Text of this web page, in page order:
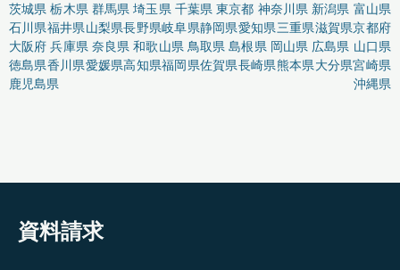
茨城県 栃木県 群馬県 埼玉県 千葉県 東京都 神奈川県 新潟県 富山県
石川県福井県山梨県長野県岐阜県静岡県愛知県三重県滋賀県京都府
大阪府 兵庫県 奈良県 和歌山県 鳥取県 島根県 岡山県 広島県 山口県
徳島県香川県愛媛県高知県福岡県佐賀県長崎県熊本県大分県宮崎県
鹿児島県
沖縄県
資料請求